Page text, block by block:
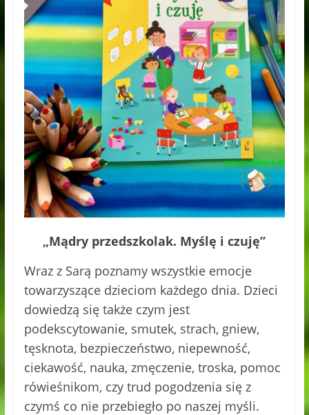
„Mądry przedszkolak. Myślę i czuję”
Wraz z Sarą poznamy wszystkie emocje
towarzyszące dzieciom każdego dnia. Dzieci
dowiedzą się także czym jest
podekscytowanie, smutek, strach, gniew,
tęsknota, bezpieczeństwo, niepewność,
ciekawość, nauka, zmęczenie, troska, pomoc
rówieśnikom, czy trud pogodzenia się z
czymś co nie przebiegło po naszej myśli.